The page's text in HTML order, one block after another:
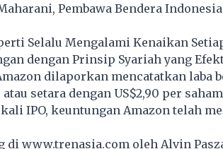
Pembawa Bendera
Selalu Mengalami Kenaikan
dengan Prinsip Syariah yang
dilaporkan mencatatkan laba
setara dengan US$2,90 per
IPO, keuntungan Amazon telah
diwww.trenasia.comoleh Alvin